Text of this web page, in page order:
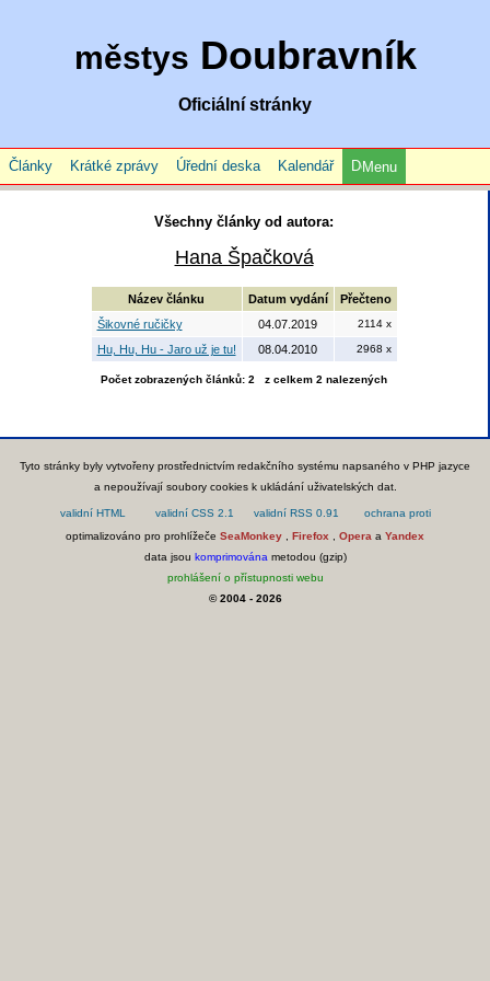
městys Doubravník
Oficiální stránky
Články Krátké zprávy Úřední deska Kalendář Menu
Všechny články od autora:
Hana Špačková
Název článku Datum vydání
Přečteno
Šikovné ručičky
04.07.2019 2114 x
Hu, Hu, Hu - Jaro už je tu! 08.04.2010 2968 x
Počet zobrazených článků: 2 z celkem 2 nalezených
Tyto stránky byly vytvořeny prostřednictvím redakčního systému napsaného v PHP jazyce
a nepoužívají soubory cookies k ukládání uživatelských dat.
optimalizováno pro prohlížeče SeaMonkey Firefox Opera a Yandex
data jsou komprimována metodou (gzip)
prohlášení o přístupnosti webu
© 2004 - 2026